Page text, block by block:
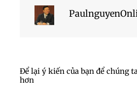
Để lại ý kiến của bạn để chúng
hơn